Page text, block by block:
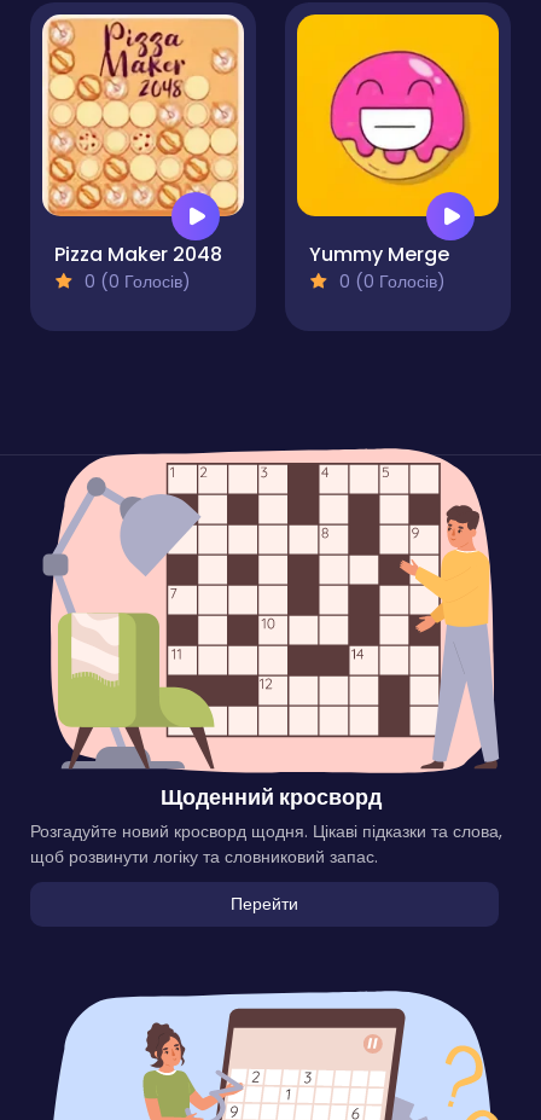
Pizza Maker 2048
0 (0 Голосів)
Yummy Merge
0 (0 Голосів)
Щоденний кросворд
Розгадуйте новий кросворд щодня. Цікаві підказки та слова,
щоб розвинути логіку та словниковий запас.
Перейти